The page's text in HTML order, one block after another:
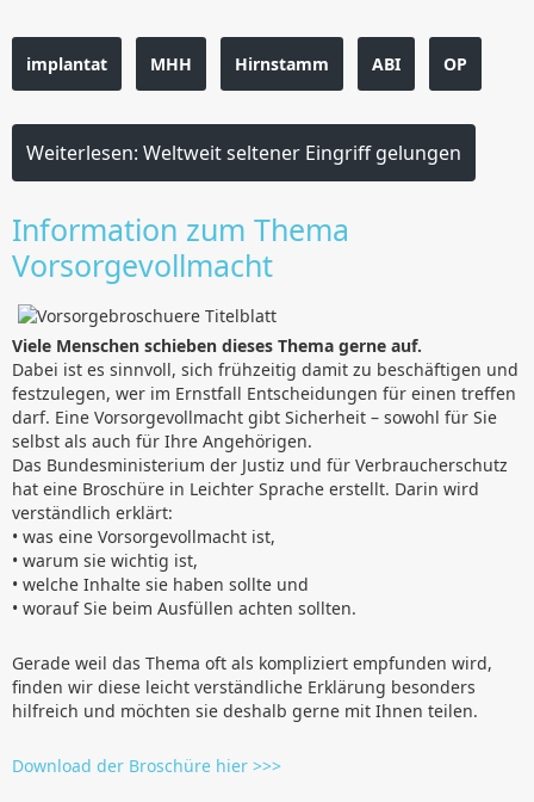
implantat MHH Hirnstamm ABI OP
Weiterlesen: Weltweit seltener Eingriff gelungen
Information zum Thema
Vorsorgevollmacht
Viele Menschen schieben dieses Thema gerne auf.
Dabei ist es sinnvoll, sich frühzeitig damit zu beschäftigen und
festzulegen, wer im Ernstfall Entscheidungen für einen treffen
darf. Eine Vorsorgevollmacht gibt Sicherheit – sowohl für Sie
selbst als auch für Ihre Angehörigen.
Das Bundesministerium der Justiz und für Verbraucherschutz
hat eine Broschüre in Leichter Sprache erstellt. Darin wird
verständlich erklärt:
• was eine Vorsorgevollmacht ist,
• warum sie wichtig ist,
• welche Inhalte sie haben sollte und
• worauf Sie beim Ausfüllen achten sollten.
Gerade weil das Thema oft als kompliziert empfunden wird,
finden wir diese leicht verständliche Erklärung besonders
hilfreich und möchten sie deshalb gerne mit Ihnen teilen.
Download der Broschüre hier >>>